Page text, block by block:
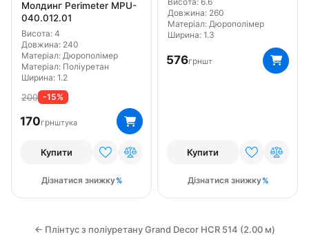
Молдинг Perimeter MPU-
040.012.01
Висота: 4
Довжина: 240
Матеріал: Дюрополімер
Матеріал: Поліуретан
Ширина: 1.2
200 -15%
170грнштука
Купити
Дізнатися знижку
Довжина: 260
Матеріал: Дюрополімер
Ширина: 1.3
576грншт
Купити
Дізнатися знижку
← Плінтус з поліуретану Grand Decor HCR 514 (2.00 м)